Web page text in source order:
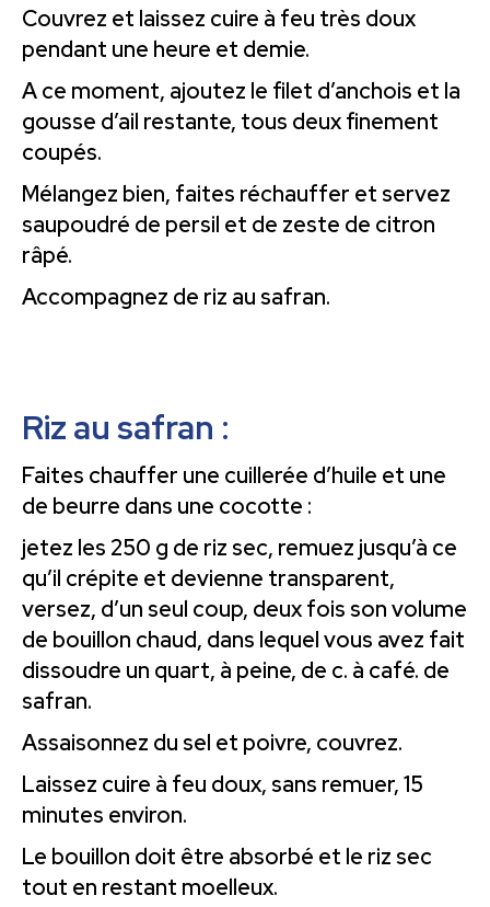
Couvrez et laissez cuire à feu très doux
pendant une heure et demie.
A ce moment, ajoutez le filet d’anchois et la
gousse d’ail restante, tous deux finement
coupés.
Mélangez bien, faites réchauffer et servez
saupoudré de persil et de zeste de citron
râpé.
Accompagnez de riz au safran.
Riz au safran :
Faites chauffer une cuillerée d’huile et une
de beurre dans une cocotte :
jetez les 250 g de riz sec, remuez jusqu’à ce
qu’il crépite et devienne transparent,
versez, d’un seul coup, deux fois son volume
de bouillon chaud, dans lequel vous avez fait
dissoudre un quart, à peine, de c. à café. de
safran.
Assaisonnez du sel et poivre, couvrez.
Laissez cuire à feu doux, sans remuer, 15
minutes environ.
Le bouillon doit être absorbé et le riz sec
tout en restant moelleux.